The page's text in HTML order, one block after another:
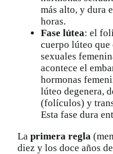
más alto, y dura
horas.
Fase lútea: el
cuerpo lúteo que
sexuales
acontece el
hormonas
lúteo degenera,
(folículos) y
Esta fase dura
La primera regla
diez y los doce años